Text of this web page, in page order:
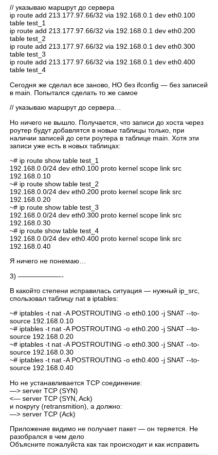
// указываю маршрут до сервера
ip route add 213.177.97.66/32 via 192.168.0.1 dev eth0.100
table test_1
ip route add 213.177.97.66/32 via 192.168.0.1 dev eth0.200
table test_2
ip route add 213.177.97.66/32 via 192.168.0.1 dev eth0.300
table test_3
ip route add 213.177.97.66/32 via 192.168.0.1 dev eth0.400
table test_4
Сегодня же сделал все заново, НО без ifconfig — без записей
в main. Попытался сделать то же самое
// указываю маршрут до сервера…
Но ничего не вышло. Получается, что записи до хоста через
роутер будут добавлятся в новые таблицы только, при
наличии записей до сети роутера в таблице main. Хотя эти
записи уже есть в новых таблицах:
~# ip route show table test_1
192.168.0.0/24 dev eth0.100 proto kernel scope link src
192.168.0.10
~# ip route show table test_2
192.168.0.0/24 dev eth0.200 proto kernel scope link src
192.168.0.20
~# ip route show table test_3
192.168.0.0/24 dev eth0.300 proto kernel scope link src
192.168.0.30
~# ip route show table test_4
192.168.0.0/24 dev eth0.400 proto kernel scope link src
192.168.0.40
Я ничего не понемаю…
3) ——————--
В какойто степени исправилась ситуация — нужный ip_src,
спользовал таблицу nat в iptables:
~# iptables -t nat -A POSTROUTING -o eth0.100 -j SNAT --to-
source 192.168.0.10
~# iptables -t nat -A POSTROUTING -o eth0.200 -j SNAT --to-
source 192.168.0.20
~# iptables -t nat -A POSTROUTING -o eth0.300 -j SNAT --to-
source 192.168.0.30
~# iptables -t nat -A POSTROUTING -o eth0.400 -j SNAT --to-
source 192.168.0.40
Но не устанавливается TCP соединение:
—> server TCP (SYN)
<— server TCP (SYN, Ack)
и покругу (retransmition), а должно:
—> server TCP (Ack)
Приложение видимо не получает пакет — он теряется. Не
разобрался в чем дело
Объясните пожалуйста как так происходит и как исправить